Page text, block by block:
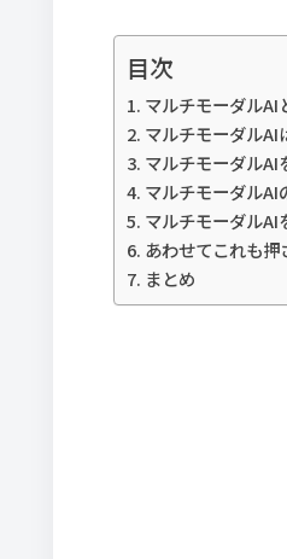
目次
マルチモーダルAI
マルチモーダルAI
マルチモーダルAI
マルチモーダルAI
マルチモーダルAI
あわせてこれも押
まとめ